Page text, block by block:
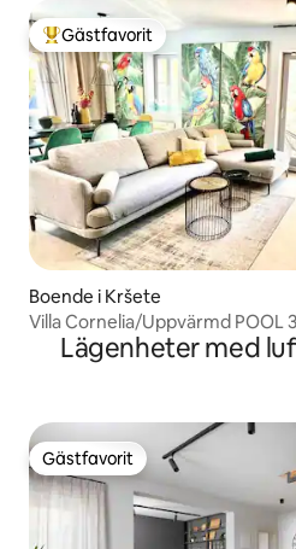
Populär gästfavorit
Gästfavorit
Boende i Kršete
Villa Cornelia/Uppvärmd POOL
Lägenheter med
Gästfavorit
Gästfavorit